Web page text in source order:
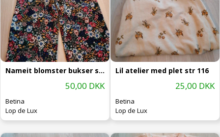
Nameit blomster bukser str 116
50,00 DKK
Betina
Lop de Lux
Lil atelier med plet str 116
25,00 DKK
Betina
Lop de Lux